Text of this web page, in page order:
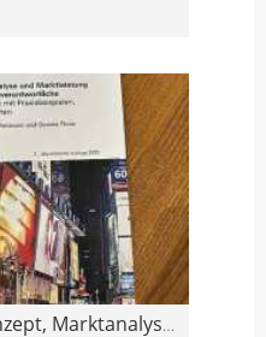
Buch \"Marketingkonzept, Marktanalyse und Marktlei